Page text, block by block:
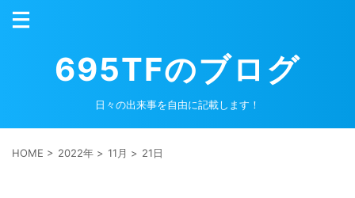
695TFのブログ
日々の出来事を自由に記載します！
HOME > 2022年 > 11月 > 21日